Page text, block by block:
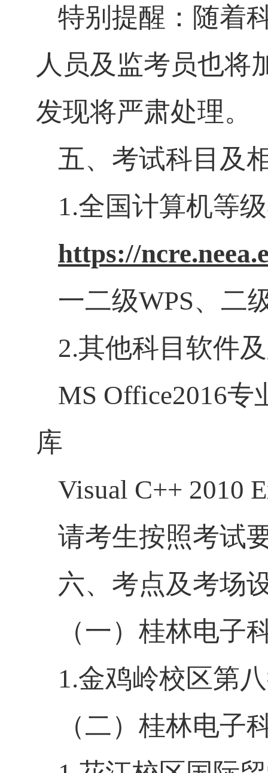
特别提醒：随着
人员及监考员也将
发现将严肃处理。
五、考试科目及
1.全国计算机等
https://
一二级WPS、 二
2.其他科目 软件
MS Office2016专
库
Visual C++ 2010
请考生按照考试
六、 考点及考场
（一）桂林电子
1.金鸡岭校区第
（二）桂林电子